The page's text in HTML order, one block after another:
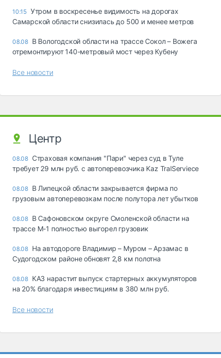
10:15 Утром в воскресенье видимость на дорогах
Самарской области снизилась до 500 и менее метров
08.08 В Вологодской области на трассе Сокол – Вожега
отремонтируют 140-метровый мост через Кубену
Все новости
Центр
08.08 Страховая компания "Пари" через суд в Туле
требует 29 млн руб. с автоперевозчика Kaz TralServiece
08.08 В Липецкой области закрывается фирма по
грузовым автоперевозкам после полутора лет убытков
08.08 В Сафоновском округе Смоленской области на
трассе М-1 полностью выгорел грузовик
08.08 На автодороге Владимир – Муром – Арзамас в
Судогодском районе обновят 2,8 км полотна
08.08 КАЗ нарастит выпуск стартерных аккумуляторов
на 20% благодаря инвестициям в 380 млн руб.
Все новости